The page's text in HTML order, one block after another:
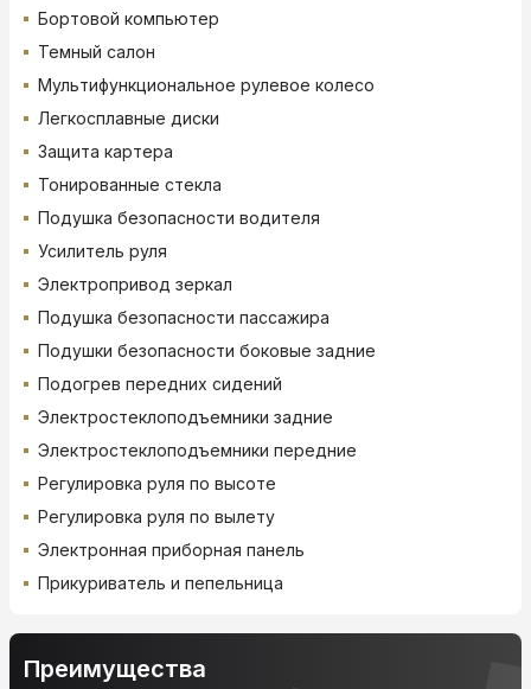
Бортовой компьютер
Темный салон
Мультифункциональное рулевое колесо
Легкосплавные диски
Защита картера
Тонированные стекла
Подушка безопасности водителя
Усилитель руля
Электропривод зеркал
Подушка безопасности пассажира
Подушки безопасности боковые задние
Подогрев передних сидений
Электростеклоподъемники задние
Электростеклоподъемники передние
Регулировка руля по высоте
Регулировка руля по вылету
Электронная приборная панель
Прикуриватель и пепельница
Преимущества